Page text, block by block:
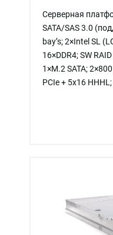
Серверная
SATA/SAS 3.0
bay’s; 2×Intel SL
16×DDR4; SW
1×M.2 SATA;
PCIe + 5x16